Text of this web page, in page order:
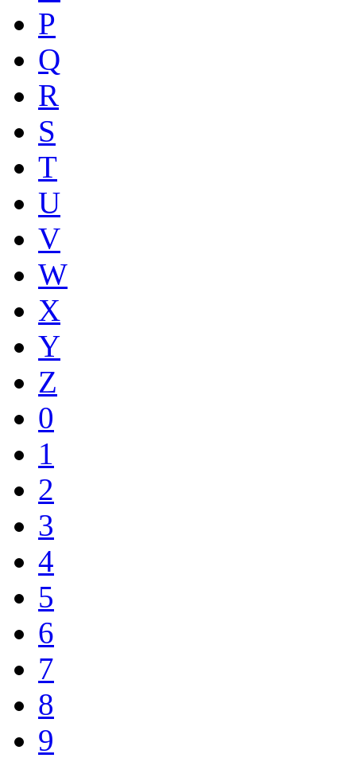
P
Q
R
S
T
U
V
W
X
Y
Z
0
1
2
3
4
5
6
7
8
9